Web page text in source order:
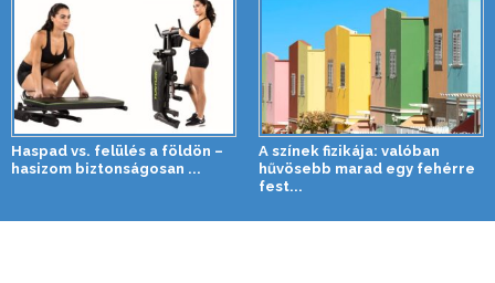
Haspad vs. felülés a földön –
hasizom biztonságosan ...
A színek fizikája: valóban
hűvösebb marad egy fehérre
fest...